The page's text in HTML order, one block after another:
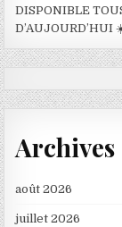
DISPONIBLE
D’AUJOURD’HUI
Archives
août 2026
juillet 2026